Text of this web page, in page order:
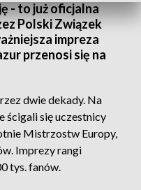
- to już oficjalna
Polski Związek
impreza
przenosi się na
dwie dekady. Na
ścigali się uczestnicy
Mistrzostw Europy,
Imprezy rangi
tys. fanów.